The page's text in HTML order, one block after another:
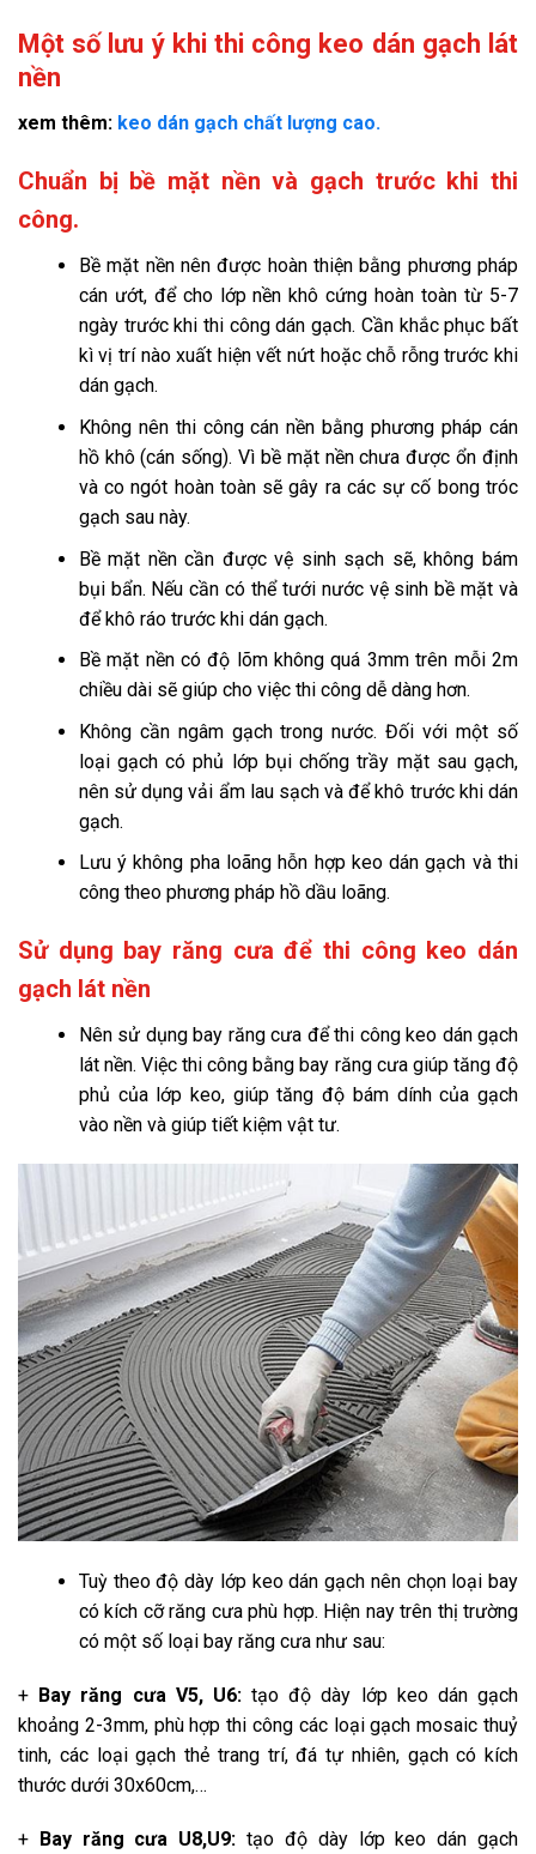
Một số lưu ý khi thi công keo dán gạch lát
nền
xem thêm: keo dán gạch chất lượng cao.
Chuẩn bị bề mặt nền và gạch trước khi thi
công.
Bề mặt nền nên được hoàn thiện bằng phương pháp
cán ướt, để cho lớp nền khô cứng hoàn toàn từ 5-7
ngày trước khi thi công dán gạch. Cần khắc phục bất
kì vị trí nào xuất hiện vết nứt hoặc chỗ rỗng trước khi
dán gạch.
Không nên thi công cán nền bằng phương pháp cán
hồ khô (cán sống). Vì bề mặt nền chưa được ổn định
và co ngót hoàn toàn sẽ gây ra các sự cố bong tróc
gạch sau này.
Bề mặt nền cần được vệ sinh sạch sẽ, không bám
bụi bẩn. Nếu cần có thể tưới nước vệ sinh bề mặt và
để khô ráo trước khi dán gạch.
Bề mặt nền có độ lõm không quá 3mm trên mỗi 2m
chiều dài sẽ giúp cho việc thi công dễ dàng hơn.
Không cần ngâm gạch trong nước. Đối với một số
loại gạch có phủ lớp bụi chống trầy mặt sau gạch,
nên sử dụng vải ẩm lau sạch và để khô trước khi dán
gạch.
Lưu ý không pha loãng hỗn hợp keo dán gạch và thi
công theo phương pháp hồ dầu loãng.
Sử dụng bay răng cưa để thi công keo dán
gạch lát nền
Nên sử dụng bay răng cưa để thi công keo dán gạch
lát nền. Việc thi công bằng bay răng cưa giúp tăng độ
phủ của lớp keo, giúp tăng độ bám dính của gạch
vào nền và giúp tiết kiệm vật tư.
Tuỳ theo độ dày lớp keo dán gạch nên chọn loại bay
có kích cỡ răng cưa phù hợp. Hiện nay trên thị trường
có một số loại bay răng cưa như sau:
+ Bay răng cưa V5, U6:tạo độ dày lớp keo dán gạch
khoảng 2-3mm, phù hợp thi công các loại gạch mosaic thuỷ
tinh, các loại gạch thẻ trang trí, đá tự nhiên, gạch có kích
thước dưới 30x60cm,…
+ Bay răng cưa U8,U9: tạo độ dày lớp keo dán gạch